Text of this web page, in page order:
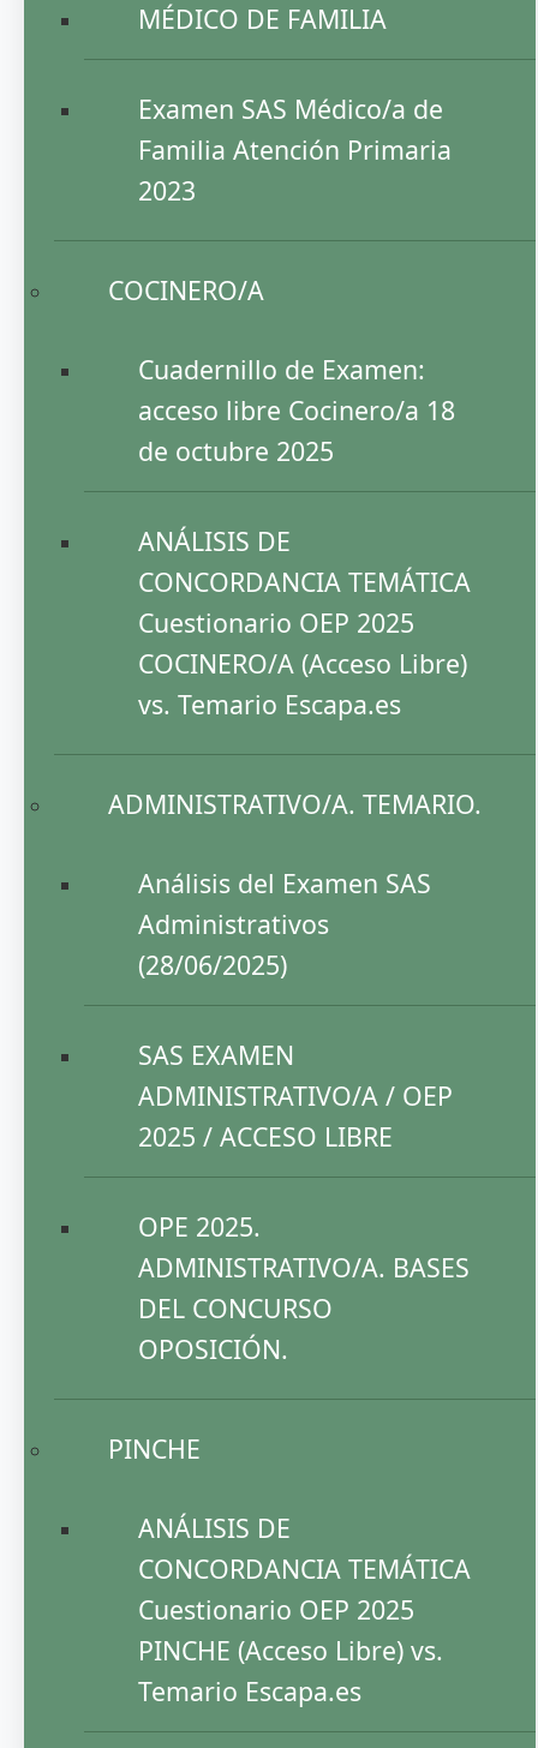
MÉDICO DE FAMILIA
Examen SAS Médico/a de
Familia Atención Primaria
2023
COCINERO/A
Cuadernillo de Examen:
acceso libre Cocinero/a 18
de octubre 2025
ANÁLISIS DE
CONCORDANCIA TEMÁTICA
Cuestionario OEP 2025
COCINERO/A (Acceso Libre)
vs. Temario Escapa.es
ADMINISTRATIVO/A. TEMARIO.
Análisis del Examen SAS
Administrativos
(28/06/2025)
SAS EXAMEN
ADMINISTRATIVO/A / OEP
2025 / ACCESO LIBRE
OPE 2025.
ADMINISTRATIVO/A. BASES
DEL CONCURSO
OPOSICIÓN.
PINCHE
ANÁLISIS DE
CONCORDANCIA TEMÁTICA
Cuestionario OEP 2025
PINCHE (Acceso Libre) vs.
Temario Escapa.es